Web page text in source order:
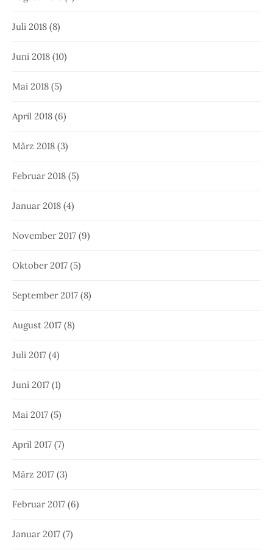
Juli 2018 (8)
Juni 2018 (10)
Mai 2018 (5)
April 2018 (6)
März 2018 (3)
Februar 2018 (5)
Januar 2018 (4)
November 2017 (9)
Oktober 2017 (5)
September 2017 (8)
August 2017 (8)
Juli 2017 (4)
Juni 2017 (1)
Mai 2017 (5)
April 2017 (7)
März 2017 (3)
Februar 2017 (6)
Januar 2017 (7)